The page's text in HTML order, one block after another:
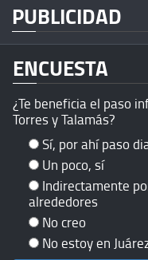
PUBLICIDAD
ENCUESTA
¿Te beneficia el paso
Torres y Talamás?
Sí, por ahí paso
Un poco, sí
Indirectamente
alrededores
No creo
No estoy en